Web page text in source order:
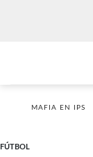
MAFIA EN IPS
FÚTBOL